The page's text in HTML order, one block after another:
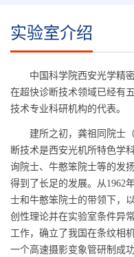
实验室介绍
中国科学院西安光学精密
在超快诊断技术领域已经有
技术专业科研机构的代表。
建所之初，龚祖同院士（
断技术是西安光机所特色学
询院士、牛憨笨院士等的发
得到了长足的发展。从1962
士和牛憨笨院士的带领下，
创性理论并在实验室条件异
工作，确立了我国在条纹相
一个高速摄影变象管研制成